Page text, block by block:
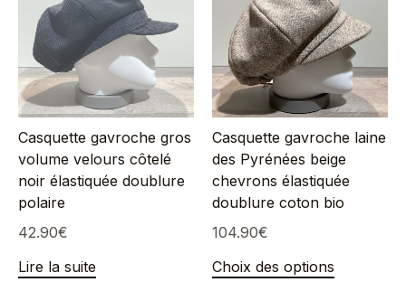
Casquette gavroche gros
volume velours côtelé
noir élastiquée doublure
polaire
42.90€
Lire la suite
Casquette gavroche laine
des Pyrénées beige
chevrons élastiquée
doublure coton bio
104.90€
Choix des options